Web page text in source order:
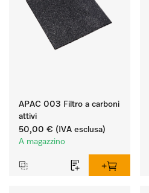
APAC 003 Filtro a carboni
attivi
50,00 € (IVA esclusa)
A magazzino